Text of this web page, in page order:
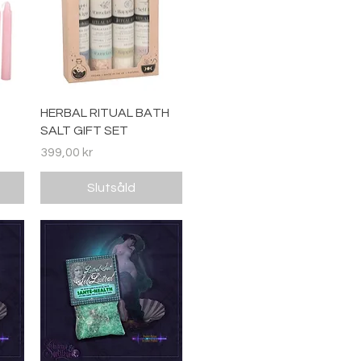
Snabbvisning
HERBAL RITUAL BATH
SALT GIFT SET
Pris
399,00 kr
Slutsåld